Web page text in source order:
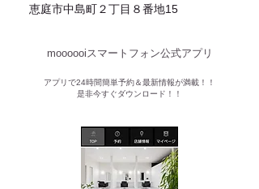
恵庭市中島町２丁目８番地15
moooooiスマートフォン公式アプリ​
​アプリで24時間簡単予約＆最新情報が満載！！
是非今すぐダウンロード！！